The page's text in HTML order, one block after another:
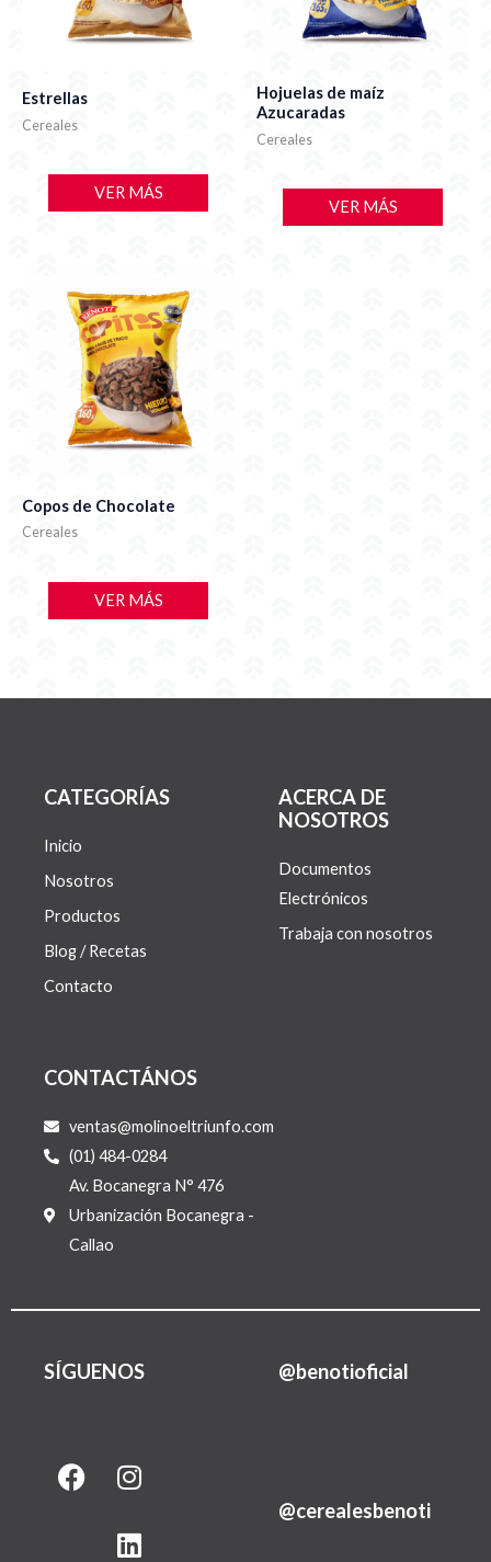
Estrellas
Cereales
VER MÁS
Hojuelas de maíz
Azucaradas
Cereales
VER MÁS
Copos de Chocolate
Cereales
VER MÁS
CATEGORÍAS
Inicio
Nosotros
Productos
Blog / Recetas
Contacto
ACERCA DE
NOSOTROS
Documentos
Electrónicos
Trabaja con nosotros
CONTACTÁNOS
ventas@molinoeltriunfo.com
(01) 484-0284
Av. Bocanegra N° 476
Urbanización Bocanegra -
Callao
SÍGUENOS @benotioficial
F
a
I
n
t
L
i
k
@cerealesbenoti